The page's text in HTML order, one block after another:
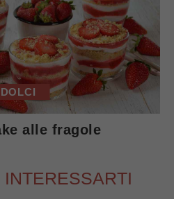
DOLCI
alle fragole